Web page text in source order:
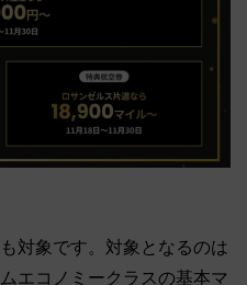
対象です。対象となるのは
エコノミークラスの基本マ